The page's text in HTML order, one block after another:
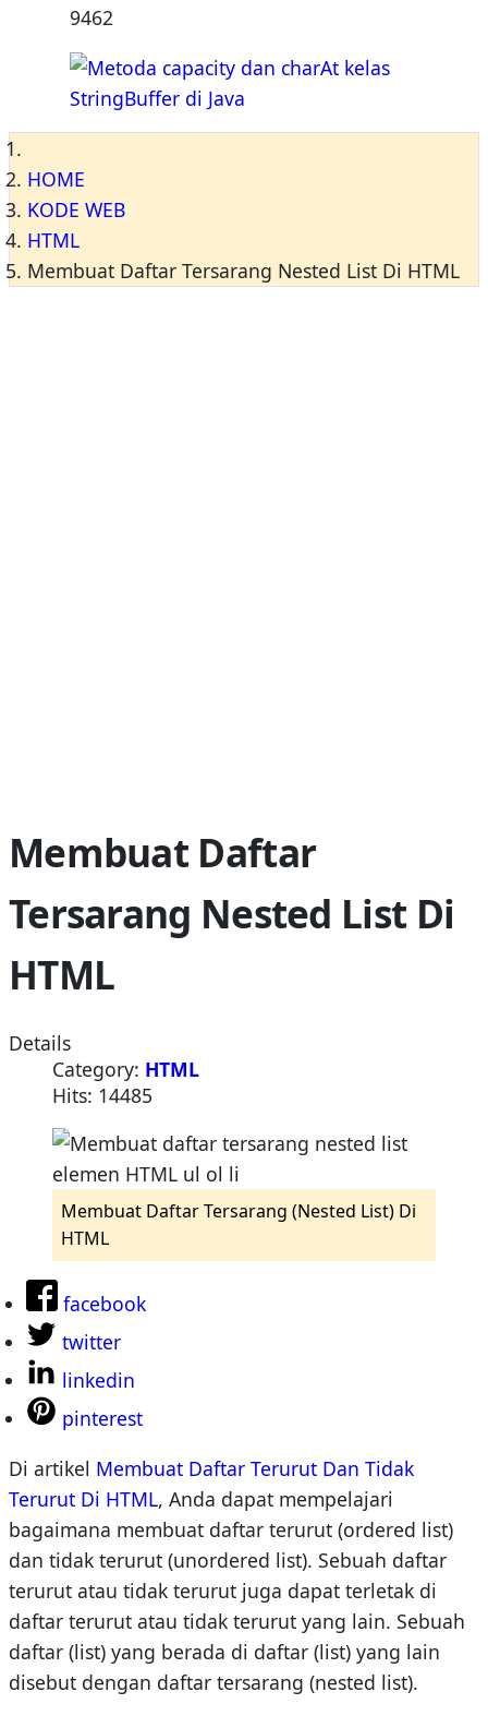
9462
HOME
KODE WEB
HTML
Membuat Daftar Tersarang Nested List Di HTML
Membuat Daftar
Tersarang Nested List Di
HTML
Details
Category: HTML
Hits: 14485
Membuat Daftar Tersarang (Nested List) Di
HTML
facebook
twitter
linkedin
pinterest
Di artikel Membuat Daftar Terurut Dan Tidak
Terurut Di HTML, Anda dapat mempelajari
bagaimana membuat daftar terurut (ordered list)
dan tidak terurut (unordered list). Sebuah daftar
terurut atau tidak terurut juga dapat terletak di
daftar terurut atau tidak terurut yang lain. Sebuah
daftar (list) yang berada di daftar (list) yang lain
disebut dengan daftar tersarang (nested list).